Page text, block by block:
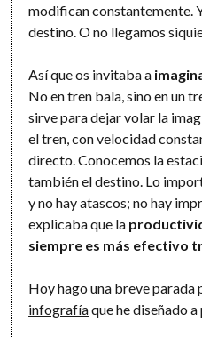
modifican constantemente.
destino. O no llegamos
Así que os invitaba a
No en tren bala, sino en un
sirve para dejar volar la
el tren, con velocidad
directo. Conocemos la
también el destino. Lo
y no hay atascos; no hay
explicaba que la
siempre es más efectivo
Hoy hago una breve parada
infografíaque he diseñado